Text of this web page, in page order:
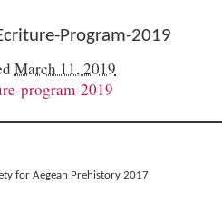
Program-2019
March 11, 2019
program-2019
for Aegean Prehistory 2017